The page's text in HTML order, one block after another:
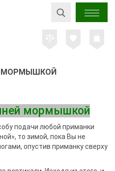
МОРМЫШКОЙ
мормышкой
подачи любой приманки
то зимой, пока Вы не
опустив приманку сверху